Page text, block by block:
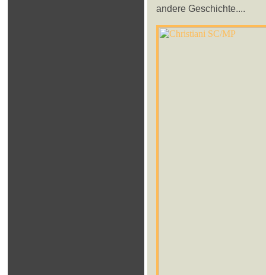
andere Geschichte....